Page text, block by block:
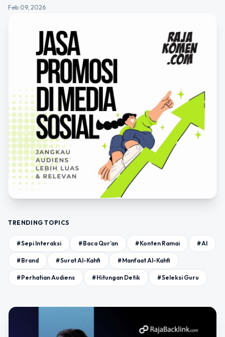
Feb 09, 2026
TRENDING TOPICS
#Sepi Interaksi #Baca Qur’an #Konten Ramai #AI
#Brand #Surat Al-Kahfi #Manfaat Al-Kahfi
#Perhatian Audiens #Hitungan Detik #Seleksi Guru